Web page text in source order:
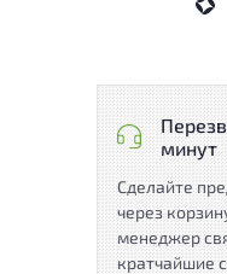
минут
Сделайте
через
менеджер
кратчайшие